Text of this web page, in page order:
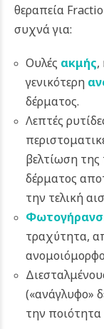
θεραπεία
συχνά για:
Ουλές ακμής,
γενικότερη
δέρματος.
Λεπτές
βελτίωση
δέρματος
την τελική
τραχύτητα,
(«ανάγλυφο»
την ποιότητα